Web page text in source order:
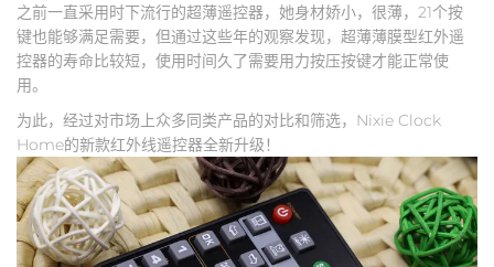
之前一直采用时下流行的超薄遥控器，她身材娇小，很薄，21个按
键也能够满足需要，但通过这些年的观察发现，超薄薄膜型红外遥
控器的寿命比较短，使用时间久了需要用力按压按键才能正常使
用。
为此，经过对市场上众多同类产品的对比和筛选，Nixie Clock
Home的新款红外线遥控器全新升级！